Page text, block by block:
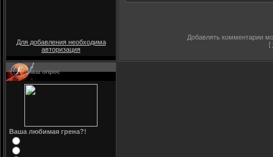
Для добавления необходима
авторизация
Наш опрос
Ваша любимая грена?!
Добавлять комментарии
[